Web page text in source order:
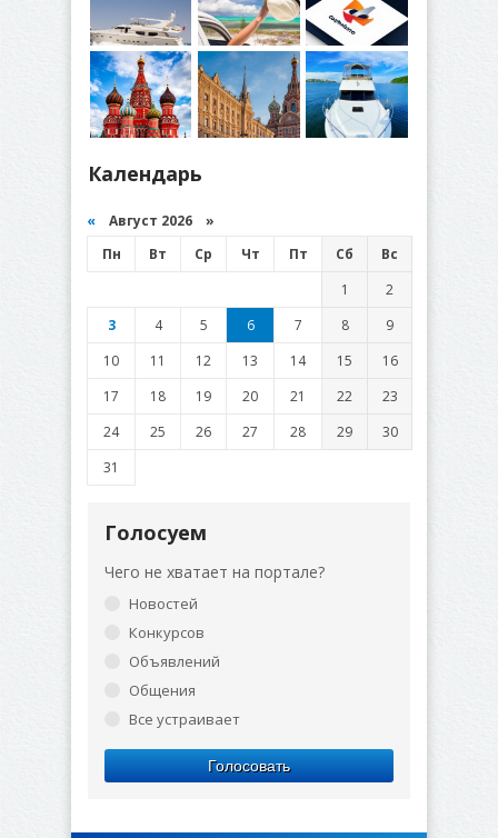
Календарь
« Август 2026 »
Пн
Вт Ср Чт Пт Сб
Вс
1
2
3
4 5 6 7 8
9
10
11 12 13 14 15
16
17
18 19 20 21 22
23
24
25 26 27 28 29
30
31
Голосуем
Чего не хватает на портале?
Новостей
Конкурсов
Объявлений
Общения
Все устраивает
Голосовать